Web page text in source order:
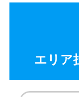
エリア